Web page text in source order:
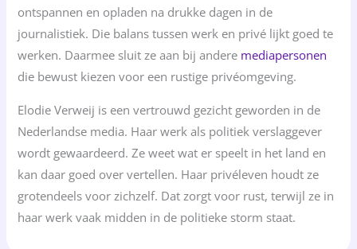
ontspannen en opladen na drukke dagen in de
journalistiek. Die balans tussen werk en privé lijkt goed te
werken. Daarmee sluit ze aan bij andere mediapersonen
die bewust kiezen voor een rustige privéomgeving.
Elodie Verweij is een vertrouwd gezicht geworden in de
Nederlandse media. Haar werk als politiek verslaggever
wordt gewaardeerd. Ze weet wat er speelt in het land en
kan daar goed over vertellen. Haar privéleven houdt ze
grotendeels voor zichzelf. Dat zorgt voor rust, terwijl ze in
haar werk vaak midden in de politieke storm staat.